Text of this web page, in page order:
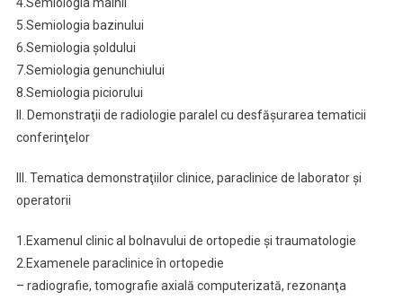
5.Semiologia bazinului
6.Semiologia şoldului
7.Semiologia genunchiului
8.Semiologia piciorului
II. Demonstraţii de radiologie paralel cu desfăşurarea tematicii
conferinţelor
III. Tematica demonstraţiilor clinice, paraclinice de laborator şi
operatorii
1.Examenul clinic al bolnavului de ortopedie şi traumatologie
2.Examenele paraclinice în ortopedie
– radiografie, tomografie axială computerizată, rezonanţa